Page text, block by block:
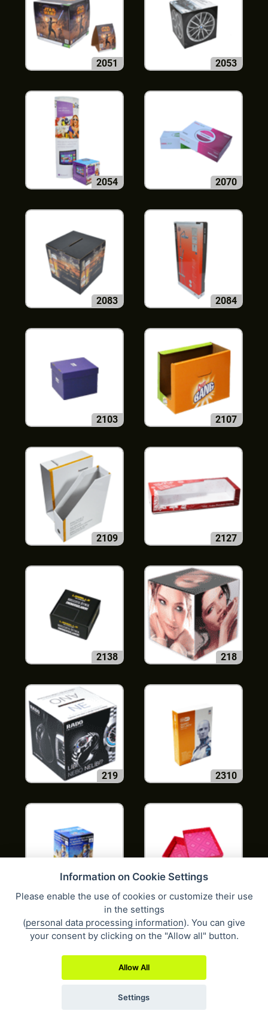
2051 2053
2054 2070
2083 2084
2103 2107
2109 2127
2138 218
219 2310
2312 2336
Information on Cookie Settings
Please enable the use of cookies or customize their use
in the settings
(personal data processing information). You can give
your consent by clicking on the "Allow all" button.
Allow All
Settings